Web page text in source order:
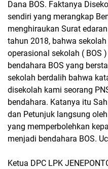
Dana BOS. Faktanya
sendiri yang merangkap
menghiraukan Surat
tahun 2018, bahwa
operasional sekolah ( BOS
bendahara BOS yang
sekolah berdalih bahwa
disekolah kami seorang
bendahara. Katanya itu
dan Petunjuk langsung
yang memperbolehkan
menjadi bendahara BOS.
Ketua DPC LPK